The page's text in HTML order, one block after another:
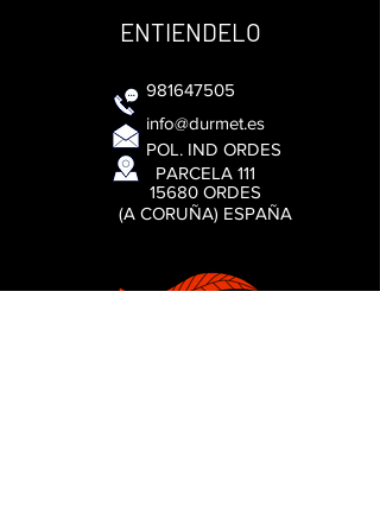
ENTIENDELO
981647505
info@durmet.es
POL. IND ORDES
PARCELA 111
15680 ORDES
(A CORUÑA) ESPAÑA